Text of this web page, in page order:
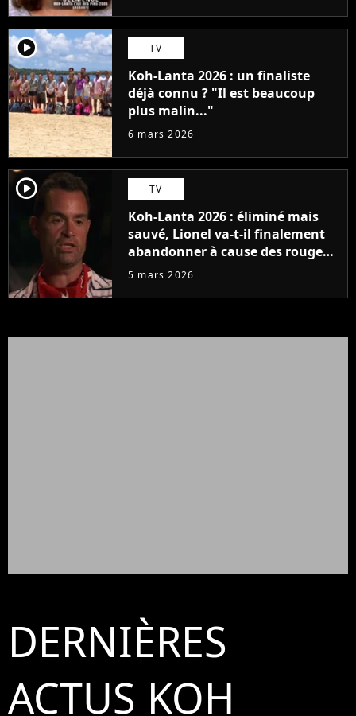
player2 TV
Koh-Lanta 2026 : un finaliste
déjà connu ? "Il est beaucoup
plus malin..."
6 mars 2026
player2 TV
Koh-Lanta 2026 : éliminé mais
sauvé, Lionel va-t-il finalement
abandonner à cause des rouges ?
"J'ai souffert"
5 mars 2026
DERNIÈRES
ACTUS KOH